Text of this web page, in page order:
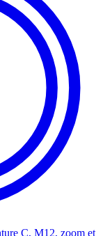
C, M12, zoom et